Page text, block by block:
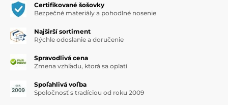
Certifikované šošovky
Bezpečné materiály a pohodlné nosenie
Najširší sortiment
Rýchle odoslanie a doručenie
Spravodlivá cena
Zmena vzhľadu, ktorá sa oplatí
Spoľahlivá voľba
Spoločnosť s tradíciou od roku 2009